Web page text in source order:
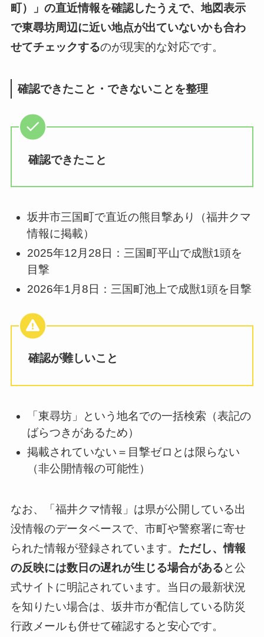
町）」の直近情報を確認したうえで、地図表示
で東尋坊周辺に近い地点が出ていないかも合わ
せてチェックするのが現実的な対応です。
確認できたこと・できないことを整理
確認できたこと
坂井市三国町で直近の熊目撃あり（福井クマ
情報に掲載）
2025年12月28日：三国町平山で成獣1頭を
目撃
2026年1月8日：三国町池上で成獣1頭を目撃
確認が難しいこと
「東尋坊」という地名での一括検索（表記の
ばらつきがあるため）
掲載されていない＝目撃ゼロとは限らない
（非公開情報の可能性）
なお、「福井クマ情報」は県が公開している出
没情報のデータベースで、市町や警察署に寄せ
られた情報が登録されています。 ただし、情報
の反映には数日の遅れが生じる場合があると公
式サイトに明記されています。当日の最新状況
を知りたい場合は、坂井市が配信している防災
行政メールも併せて確認すると安心です。